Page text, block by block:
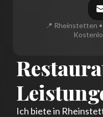
📍 Rheinstetten
Ich biete in